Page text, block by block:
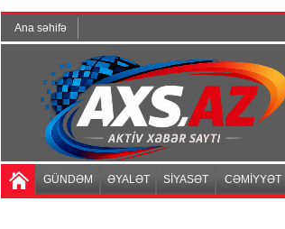
Ana səhifə
GÜNDƏM ƏYALƏT SİYASƏT CƏMİYYƏT